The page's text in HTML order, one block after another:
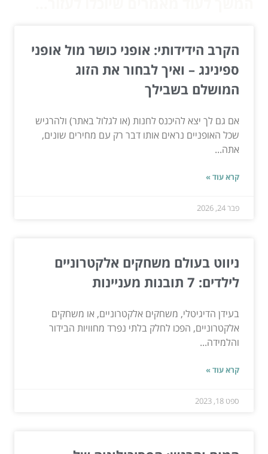
הקרב הידידותי: אופני כושר מול אופני
ספינינג – ואיך לבחור את הזוג
המושלם בשבילך
אם גם לך יצא להיכנס לחנות (או לגלול באתר) ולהרגיש
שכל האופניים נראים אותו דבר רק עם מחירים שונים,
אתה...
קרא עוד »
פבר 24, 2026
ניווט בעולם משחקים אלקטרוניים
לילדים: 7 תובנות מעניינות
בעידן הדיגיטלי, משחקים אלקטרוניים, או משחקים
אלקטרוניים, הפכו לחלק בלתי נפרד מחוויות הבידור
והלמידה...
קרא עוד »
ספט 18, 2023